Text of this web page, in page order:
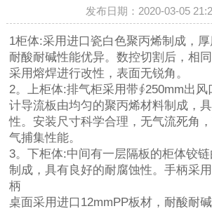
发布日期：2020-03-05
1柜体:采用进口瓷白色聚丙烯制成，厚
耐酸耐碱性能优异。数控切割后，相
采用熔焊进行改性，表面无锐角。
2。上柜体:排气柜采用带∮250mm出
计导流板由均匀的聚丙烯材料制成，
性。安装尺寸科学合理，无气流死角
气捕集性能。
3。下柜体:中间有一层隔板的柜体铰
制成，具有良好的耐腐蚀性。手柄采
柄
桌面采用进口12mmPP板材，耐酸耐